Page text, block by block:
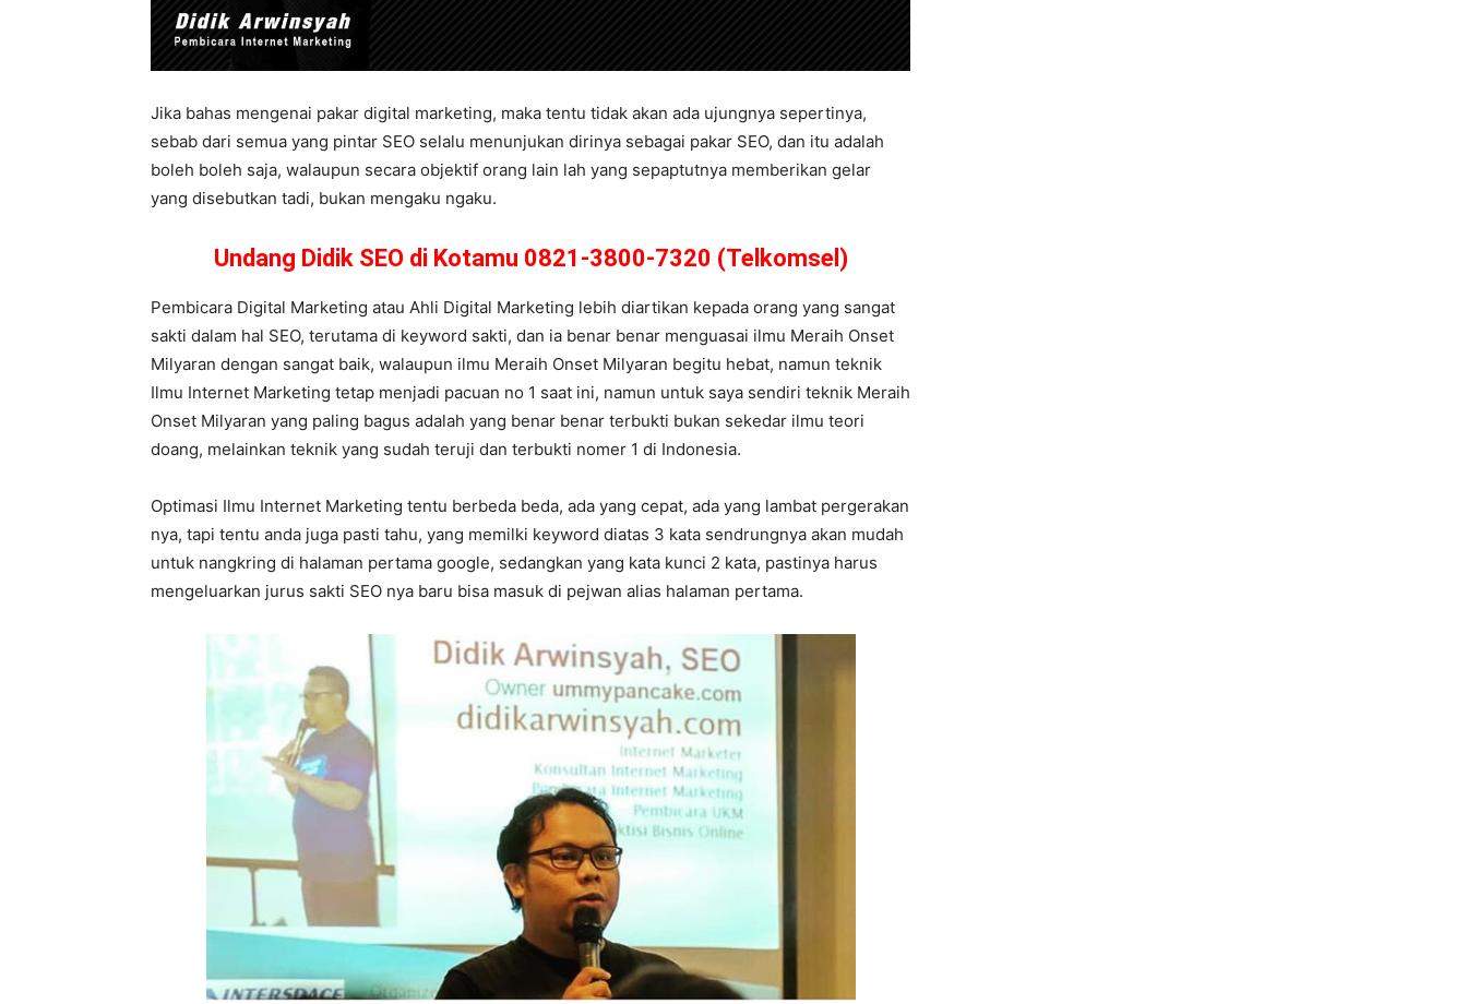
Jika bahas mengenai pakar digital marketing, maka tentu tidak akan ada ujungnya sepertinya,
sebab dari semua yang pintar SEO selalu menunjukan dirinya sebagai pakar SEO, dan itu adalah
boleh boleh saja, walaupun secara objektif orang lain lah yang sepaptutnya memberikan gelar
yang disebutkan tadi, bukan mengaku ngaku.
Undang Didik SEO di Kotamu 0821-3800-7320 (Telkomsel)
Pembicara Digital Marketing atau Ahli Digital Marketing lebih diartikan kepada orang yang sangat
sakti dalam hal SEO, terutama di keyword sakti, dan ia benar benar menguasai ilmu Meraih Onset
Milyaran dengan sangat baik, walaupun ilmu Meraih Onset Milyaran begitu hebat, namun teknik
Ilmu Internet Marketing tetap menjadi pacuan no 1 saat ini, namun untuk saya sendiri teknik Meraih
Onset Milyaran yang paling bagus adalah yang benar benar terbukti bukan sekedar ilmu teori
doang, melainkan teknik yang sudah teruji dan terbukti nomer 1 di Indonesia.
Optimasi Ilmu Internet Marketing tentu berbeda beda, ada yang cepat, ada yang lambat pergerakan
nya, tapi tentu anda juga pasti tahu, yang memilki keyword diatas 3 kata sendrungnya akan mudah
untuk nangkring di halaman pertama google, sedangkan yang kata kunci 2 kata, pastinya harus
mengeluarkan jurus sakti SEO nya baru bisa masuk di pejwan alias halaman pertama.